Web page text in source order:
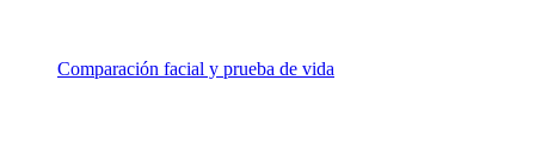
Comparación facial y prueba de vida